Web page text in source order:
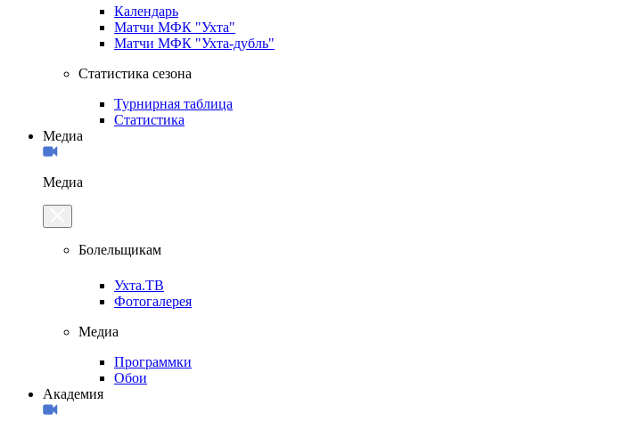
Календарь
Матчи МФК "Ухта"
Матчи МФК "Ухта-дубль"
Статистика сезона
Турнирная таблица
Статистика
Медиа
Медиа
Болельщикам
Ухта.ТВ
Фотогалерея
Медиа
Программки
Обои
Академия